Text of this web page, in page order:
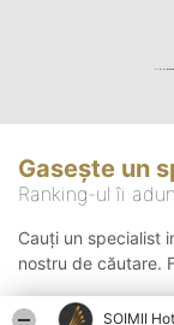
ȘOIMII
Gasește un
Ranking-ul îi
Cauți un specialist
nostru de căutare.